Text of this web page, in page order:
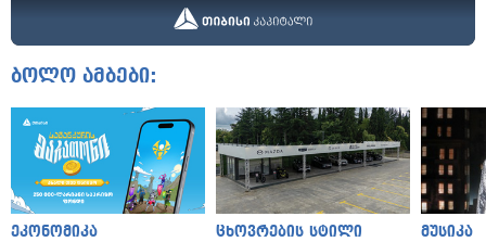
ბოლო ამბები:
ეკონომიკა ცხოვრების სტილი მუსიკა